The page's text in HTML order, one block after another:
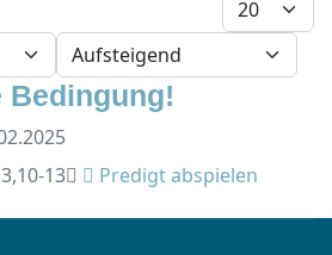
Bedingung!
13
Predigt abspielen